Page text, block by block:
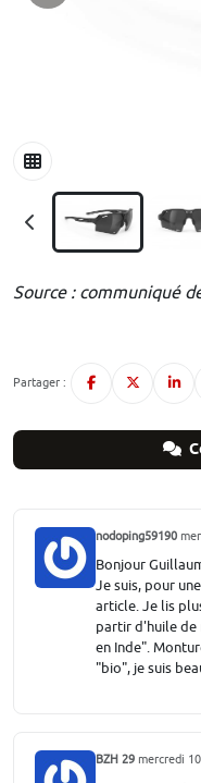
Source : communiqué
Partager :
nodoping59190
Bonjour
Je suis, pour
article. Je lis
partir d'huile de
en Inde".
"bio", je suis
BZH 29 mercredi